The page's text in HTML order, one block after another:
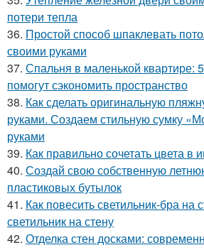
потери тепла
36. Простой способ шпаклевать
своими руками
37. Спальня в маленькой квартире:
помогут сэкономить пространство
38. Как сделать оригинальную
руками. Создаем стильную сумку
руками
39. Как правильно сочетать цвета в
40. Создай свою собственную
пластиковых бутылок
41. Как повесить светильник-бра на
светильник на стену
42. Отделка стен досками: